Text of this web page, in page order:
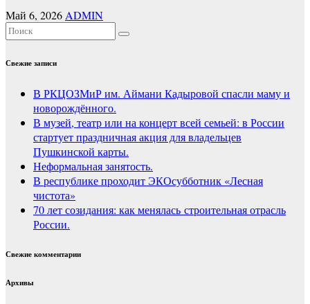
Май 6, 2026 ADMIN
Свежие записи
В РКЦОЗМиР им. Аймани Кадыровой спасли маму и
новорождённого.
В музей, театр или на концерт всей семьей: в России
стартует праздничная акция для владельцев
Пушкинской карты.
Неформальная занятость.
В республике проходит ЭКОсубботник «Лесная
чистота»
70 лет созидания: как менялась строительная отрасль
России.
Свежие комментарии
Архивы